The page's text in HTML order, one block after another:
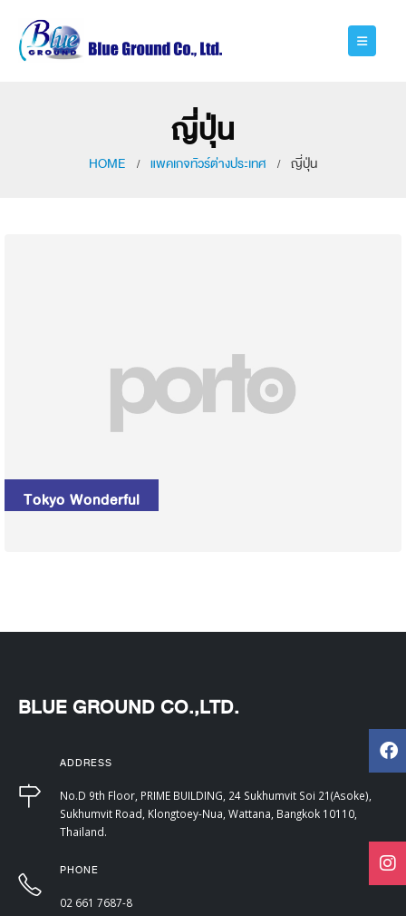
ญี่ปุ่น
HOME แพคเกจทัวร์ต่างประเทศ ญี่ปุ่น
Tokyo Wonderful
BLUE GROUND CO.,LTD.
ADDRESS
No.D 9th Floor, PRIME BUILDING, 24 Sukhumvit Soi 21(Asoke),
Sukhumvit Road, Klongtoey-Nua, Wattana, Bangkok 10110,
Thailand.
PHONE
02 661 7687-8